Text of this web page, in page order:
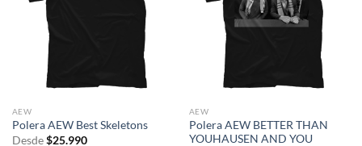
AEW
Polera AEW Best Skeletons
Desde $25.990
AEW
Polera AEW BETTER THAN
YOUHAUSEN AND YOU